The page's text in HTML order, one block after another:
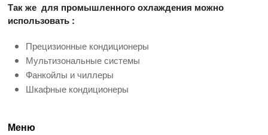
Так же для промышленного охлаждения можно
использовать :
Прецизионные кондиционеры
Мультизональные системы
Фанкойлы и чиллеры
Шкафные кондиционеры
Меню